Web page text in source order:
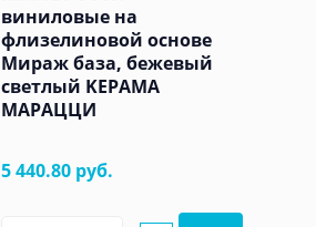
виниловые на
флизелиновой основе
Мираж база, бежевый
светлый KЕРАМА
МАРАЦЦИ
5 440.80 руб.